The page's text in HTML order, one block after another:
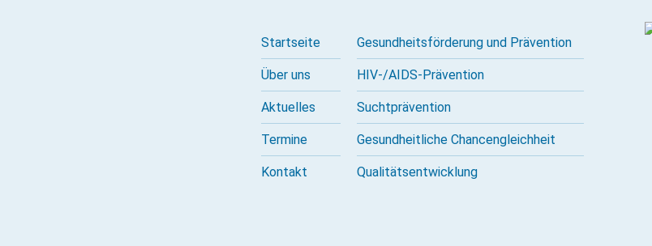
Startseite
Über uns
Aktuelles
Termine
Kontakt
Gesundheitsförderung und Prävention
HIV-/AIDS-Prävention
Sucht­prävention
Gesundheitliche Chancengleichheit
Qualitäts­entwicklung